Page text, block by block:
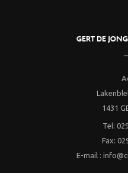
GERT DE
1431
Tel:
Fax:
E-mail :